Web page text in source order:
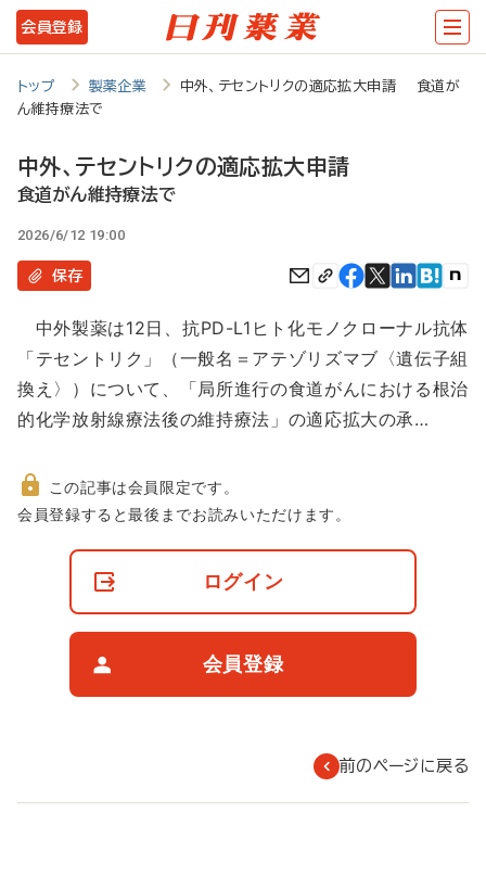
メ
イ
コ
テ
ツ
に
会員登録
トップ 製薬企業
中外、テセントリクの適応拡大申請 食道が
ん維持療法で
中外、テセントリクの適応拡大申請
食道がん維持療法で
2026/6/12 19:00
保存
中外製薬は12日、抗PD-L1ヒト化モノクローナル抗体
「テセントリク」（一般名＝アテゾリズマブ〈遺伝子組
換え〉）について、「局所進行の食道がんにおける根治
的化学放射線療法後の維持療法」の適応拡大の承…
非
この記事は会員限定です。
会員登録すると最後までお読みいただけます。
ログイン
会員登録
前のページに戻る